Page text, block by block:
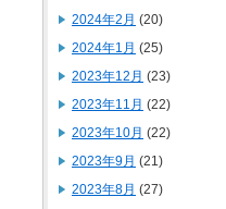
2024年2月 (20)
2024年1月 (25)
2023年12月 (23)
2023年11月 (22)
2023年10月 (22)
2023年9月 (21)
2023年8月 (27)